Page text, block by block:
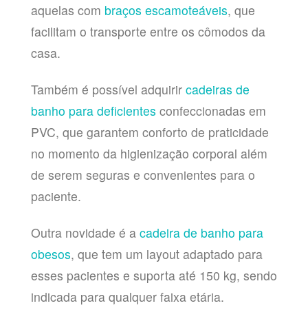
aquelas com braços escamoteáveis, que
facilitam o transporte entre os cômodos da
casa.
Também é possível adquirir cadeiras de
banho para deficientes confeccionadas em
PVC, que garantem conforto de praticidade
no momento da higienização corporal além
de serem seguras e convenientes para o
paciente.
Outra novidade é a cadeira de banho para
obesos, que tem um layout adaptado para
esses pacientes e suporta até 150 kg, sendo
indicada para qualquer faixa etária.